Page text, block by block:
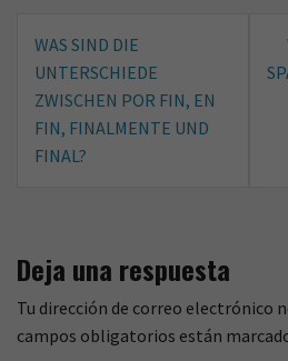
k
Navegación
de
entradas
WAS SIND DIE
UNTERSCHIEDE
ZWISCHEN POR FIN, EN
FIN, FINALMENTE UND
FINAL?
Deja una respuesta
Tu dirección de correo electrónico
campos obligatorios están